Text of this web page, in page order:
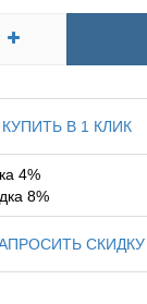
КУПИТЬ В 1 КЛИК
4%
8%
СКИДКУ